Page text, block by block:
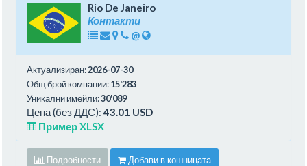
Rio De Janeiro
Контакти
@
Актуализиран:2026-07-30
Общ брой компании:15'283
Уникални имейли:30'089
Цена (без ДДС):43.01 USD
Пример XLSX
Подробности Добави в кошницата